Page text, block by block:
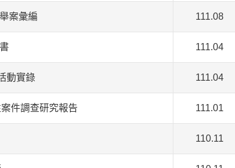
案彙編 111.08
111.04
動實錄 111.04
件調查研究報告 111.01
110.11